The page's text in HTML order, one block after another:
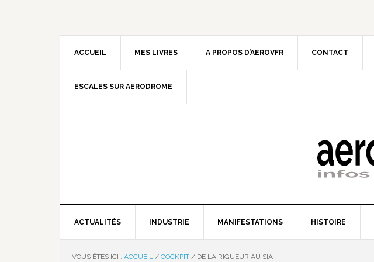
ACCUEIL MES LIVRES A PROPOS D’AEROVFR CONTACT
ESCALES SUR AERODROME
ACTUALITÉS INDUSTRIE MANIFESTATIONS HISTOIRE
VOUS ÊTES ICI : ACCUEIL / COCKPIT / DE LA RIGUEUR AU SIA